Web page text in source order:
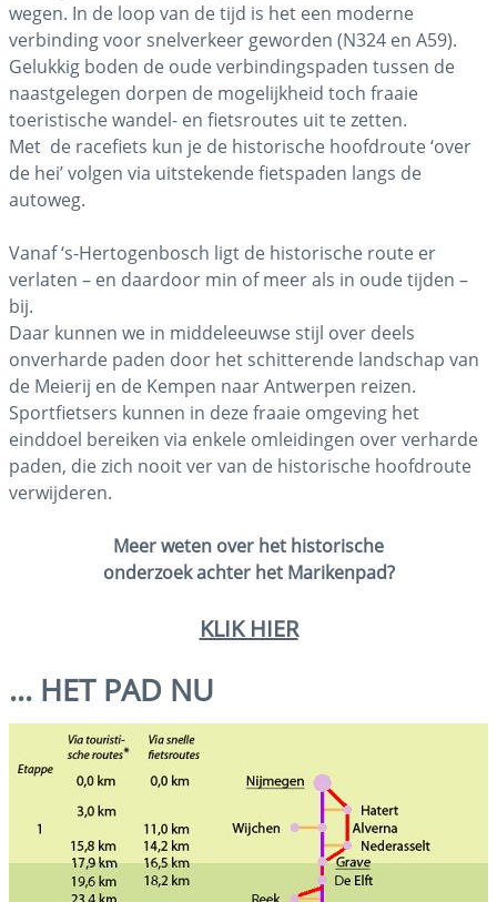
wegen. In de loop van de tijd is het een moderne
verbinding voor snelverkeer geworden (N324 en A59).
Gelukkig boden de oude verbindingspaden tussen de
naastgelegen dorpen de mogelijkheid toch fraaie
toeristische wandel- en fietsroutes uit te zetten.
Met de racefiets kun je de historische hoofdroute ‘over
de hei’ volgen via uitstekende fietspaden langs de
autoweg.
Vanaf ‘s-Hertogenbosch ligt de historische route er
verlaten – en daardoor min of meer als in oude tijden –
bij.
Daar kunnen we in middeleeuwse stijl over deels
onverharde paden door het schitterende landschap van
de Meierij en de Kempen naar Antwerpen reizen.
Sportfietsers kunnen in deze fraaie omgeving het
einddoel bereiken via enkele omleidingen over verharde
paden, die zich nooit ver van de historische hoofdroute
verwijderen.
Meer weten over het historische
onderzoek achter het Marikenpad?
KLIK HIER
… HET PAD NU